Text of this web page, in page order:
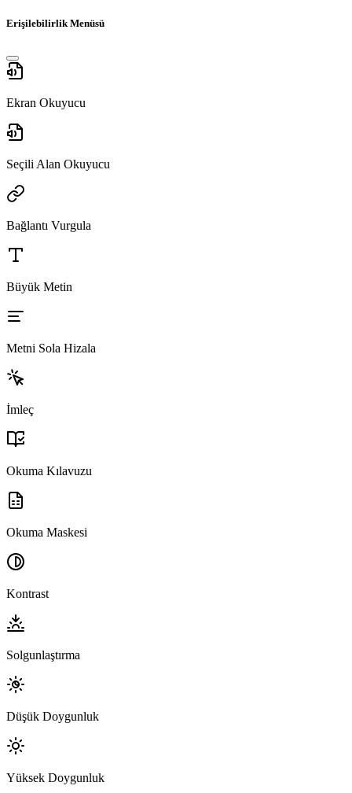
Erişilebilirlik Menüsü
Ekran Okuyucu
Seçili Alan Okuyucu
Bağlantı Vurgula
Büyük Metin
Metni Sola Hizala
İmleç
Okuma Kılavuzu
Okuma Maskesi
Kontrast
Solgunlaştırma
Düşük Doygunluk
Yüksek Doygunluk